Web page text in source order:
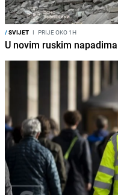
/SVIJET I PRIJE OKO 1H
U novim ruskim